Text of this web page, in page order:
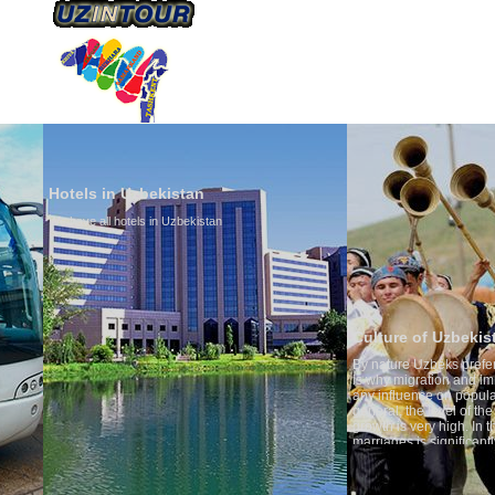
Hotels in Uzbekistan
We have all hotels in Uzbekistan
Culture of Uzbekistan
By nature Uzbeks prefer a
is why migration and
any influence on population
general, the level of the
growth is very high. In the
marriages is significantly high
percentage of divorce cases
in the world. According to
family is regarded as